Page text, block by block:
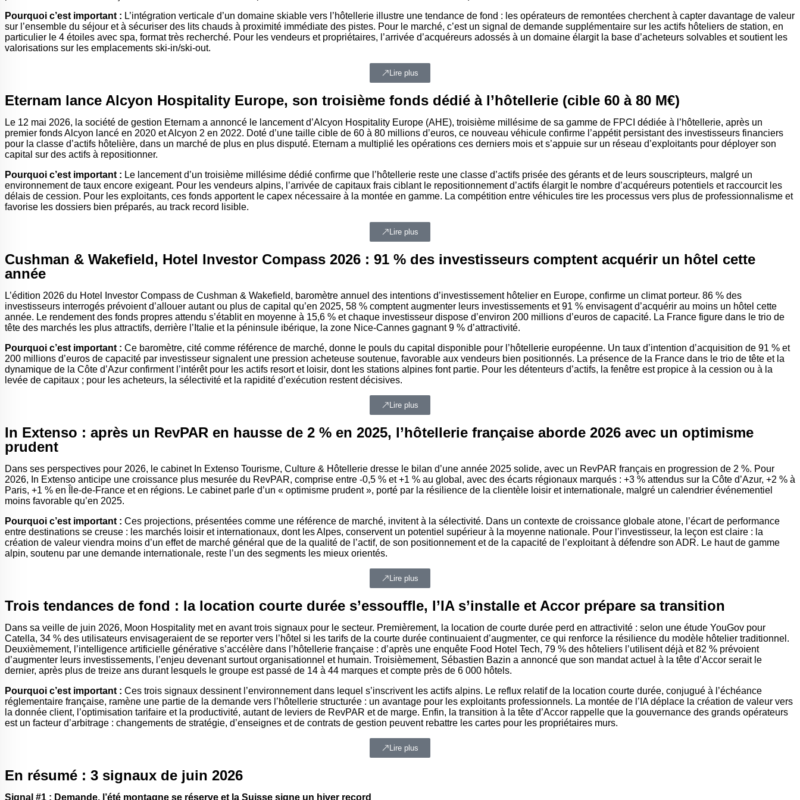
Pourquoi c’est important : L’intégration verticale d’un domaine skiable vers l’hôtellerie illustre une tendance de fond : les opérateurs de remontées cherchent à capter davantage de valeur
sur l’ensemble du séjour et à sécuriser des lits chauds à proximité immédiate des pistes. Pour le marché, c’est un signal de demande supplémentaire sur les actifs hôteliers de station, en
particulier le 4 étoiles avec spa, format très recherché. Pour les vendeurs et propriétaires, l’arrivée d’acquéreurs adossés à un domaine élargit la base d’acheteurs solvables et soutient les
valorisations sur les emplacements ski-in/ski-out.
Lire plus
Eternam lance Alcyon Hospitality Europe, son troisième fonds dédié à l’hôtellerie (cible 60 à 80 M€)
Le 12 mai 2026, la société de gestion Eternam a annoncé le lancement d’Alcyon Hospitality Europe (AHE), troisième millésime de sa gamme de FPCI dédiée à l’hôtellerie, après un
premier fonds Alcyon lancé en 2020 et Alcyon 2 en 2022. Doté d’une taille cible de 60 à 80 millions d’euros, ce nouveau véhicule confirme l’appétit persistant des investisseurs financiers
pour la classe d’actifs hôtelière, dans un marché de plus en plus disputé. Eternam a multiplié les opérations ces derniers mois et s’appuie sur un réseau d’exploitants pour déployer son
capital sur des actifs à repositionner.
Pourquoi c’est important : Le lancement d’un troisième millésime dédié confirme que l’hôtellerie reste une classe d’actifs prisée des gérants et de leurs souscripteurs, malgré un
environnement de taux encore exigeant. Pour les vendeurs alpins, l’arrivée de capitaux frais ciblant le repositionnement d’actifs élargit le nombre d’acquéreurs potentiels et raccourcit les
délais de cession. Pour les exploitants, ces fonds apportent le capex nécessaire à la montée en gamme. La compétition entre véhicules tire les processus vers plus de professionnalisme et
favorise les dossiers bien préparés, au track record lisible.
Lire plus
Cushman & Wakefield, Hotel Investor Compass 2026 : 91 % des investisseurs comptent acquérir un hôtel cette
année
L’édition 2026 du Hotel Investor Compass de Cushman & Wakefield, baromètre annuel des intentions d’investissement hôtelier en Europe, confirme un climat porteur. 86 % des
investisseurs interrogés prévoient d’allouer autant ou plus de capital qu’en 2025, 58 % comptent augmenter leurs investissements et 91 % envisagent d’acquérir au moins un hôtel cette
année. Le rendement des fonds propres attendu s’établit en moyenne à 15,6 % et chaque investisseur dispose d’environ 200 millions d’euros de capacité. La France figure dans le trio de
tête des marchés les plus attractifs, derrière l’Italie et la péninsule ibérique, la zone Nice-Cannes gagnant 9 % d’attractivité.
Pourquoi c’est important : Ce baromètre, cité comme référence de marché, donne le pouls du capital disponible pour l’hôtellerie européenne. Un taux d’intention d’acquisition de 91 % et
200 millions d’euros de capacité par investisseur signalent une pression acheteuse soutenue, favorable aux vendeurs bien positionnés. La présence de la France dans le trio de tête et la
dynamique de la Côte d’Azur confirment l’intérêt pour les actifs resort et loisir, dont les stations alpines font partie. Pour les détenteurs d’actifs, la fenêtre est propice à la cession ou à la
levée de capitaux ; pour les acheteurs, la sélectivité et la rapidité d’exécution restent décisives.
Lire plus
In Extenso : après un RevPAR en hausse de 2 % en 2025, l’hôtellerie française aborde 2026 avec un optimisme
prudent
Dans ses perspectives pour 2026, le cabinet In Extenso Tourisme, Culture & Hôtellerie dresse le bilan d’une année 2025 solide, avec un RevPAR français en progression de 2 %. Pour
2026, In Extenso anticipe une croissance plus mesurée du RevPAR, comprise entre -0,5 % et +1 % au global, avec des écarts régionaux marqués : +3 % attendus sur la Côte d’Azur, +2 % à
Paris, +1 % en Île-de-France et en régions. Le cabinet parle d’un « optimisme prudent », porté par la résilience de la clientèle loisir et internationale, malgré un calendrier événementiel
moins favorable qu’en 2025.
Pourquoi c’est important : Ces projections, présentées comme une référence de marché, invitent à la sélectivité. Dans un contexte de croissance globale atone, l’écart de performance
entre destinations se creuse : les marchés loisir et internationaux, dont les Alpes, conservent un potentiel supérieur à la moyenne nationale. Pour l’investisseur, la leçon est claire : la
création de valeur viendra moins d’un effet de marché général que de la qualité de l’actif, de son positionnement et de la capacité de l’exploitant à défendre son ADR. Le haut de gamme
alpin, soutenu par une demande internationale, reste l’un des segments les mieux orientés.
Lire plus
Trois tendances de fond : la location courte durée s’essouffle, l’IA s’installe et Accor prépare sa transition
Dans sa veille de juin 2026, Moon Hospitality met en avant trois signaux pour le secteur. Premièrement, la location de courte durée perd en attractivité : selon une étude YouGov pour
Catella, 34 % des utilisateurs envisageraient de se reporter vers l’hôtel si les tarifs de la courte durée continuaient d’augmenter, ce qui renforce la résilience du modèle hôtelier traditionnel.
Deuxièmement, l’intelligence artificielle générative s’accélère dans l’hôtellerie française : d’après une enquête Food Hotel Tech, 79 % des hôteliers l’utilisent déjà et 82 % prévoient
d’augmenter leurs investissements, l’enjeu devenant surtout organisationnel et humain. Troisièmement, Sébastien Bazin a annoncé que son mandat actuel à la tête d’Accor serait le
dernier, après plus de treize ans durant lesquels le groupe est passé de 14 à 44 marques et compte près de 6 000 hôtels.
Pourquoi c’est important : Ces trois signaux dessinent l’environnement dans lequel s’inscrivent les actifs alpins. Le reflux relatif de la location courte durée, conjugué à l’échéance
réglementaire française, ramène une partie de la demande vers l’hôtellerie structurée : un avantage pour les exploitants professionnels. La montée de l’IA déplace la création de valeur vers
la donnée client, l’optimisation tarifaire et la productivité, autant de leviers de RevPAR et de marge. Enfin, la transition à la tête d’Accor rappelle que la gouvernance des grands opérateurs
est un facteur d’arbitrage : changements de stratégie, d’enseignes et de contrats de gestion peuvent rebattre les cartes pour les propriétaires murs.
Lire plus
En résumé : 3 signaux de juin 2026
Signal #1 : Demande, l’été montagne se réserve et la Suisse signe un hiver record